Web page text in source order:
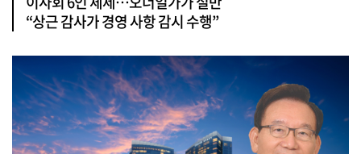
“상근 감사가 경영 사항 감시 수행”